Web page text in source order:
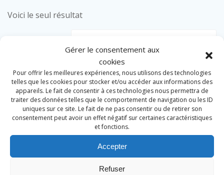
Gérer le consentement aux
cookies
Pour offrir les meilleures expériences, nous utilisons des technologies
telles que les cookies pour stocker et/ou accéder aux informations des
appareils. Le fait de consentir à ces technologies nous permettra de
traiter des données telles que le comportement de navigation ou les ID
uniques sur ce site. Le fait de ne pas consentir ou de retirer son
consentement peut avoir un effet négatif sur certaines caractéristiques
et fonctions.
Accepter
Refuser
Voici le seul résultat